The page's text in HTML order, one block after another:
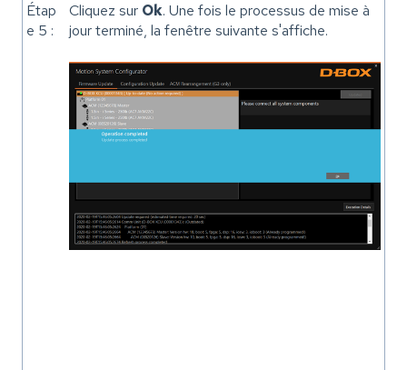
Étap
e 5 :
Cliquez sur Ok. Une fois le processus de mise à
jour terminé, la fenêtre suivante s'affiche.